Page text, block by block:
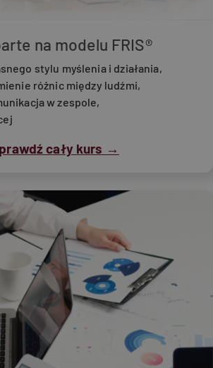
na modelu FRIS®
stylu myślenia i działania,
różnic między ludźmi,
w zespole,
cały kurs →